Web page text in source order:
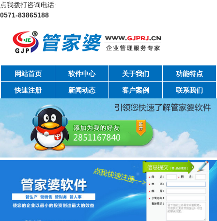
点我拨打咨询电话:
0571-83865188
网站首页 软件中心 关于我们 功能特点
快速注册 新闻动态 客户案例 联系我们